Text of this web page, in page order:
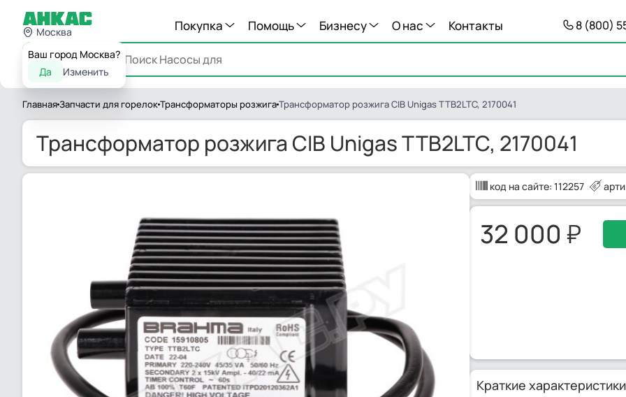
Москва
Ваш город Москва?
Да
Изменить
Покупка Помощь Бизнесу О нас Контакты 8 (800)
Каталог
ГлавнаяЗапчасти для горелокТрансформаторы розжигаТрансформатор розжига CIB Unigas TTB2LTC, 2170041
Трансформатор розжига CIB Unigas TTB2LTC, 2170041
код на сайте: 112257
32 000
Краткие характеристики